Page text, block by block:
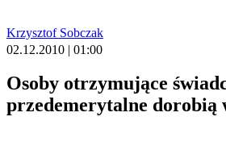
Krzysztof Sobczak
02.12.2010 | 01:00
Osoby otrzymujące
przedemerytalne dorobią